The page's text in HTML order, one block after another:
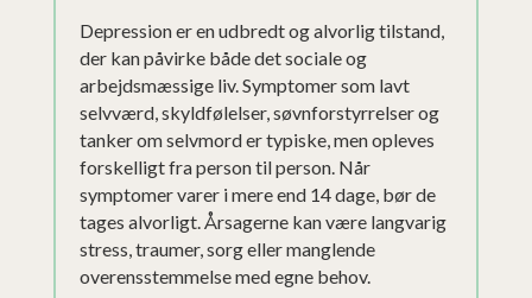
Depression er en udbredt og alvorlig tilstand,
der kan påvirke både det sociale og
arbejdsmæssige liv. Symptomer som lavt
selvværd, skyldfølelser, søvnforstyrrelser og
tanker om selvmord er typiske, men opleves
forskelligt fra person til person. Når
symptomer varer i mere end 14 dage, bør de
tages alvorligt. Årsagerne kan være langvarig
stress, traumer, sorg eller manglende
overensstemmelse med egne behov.